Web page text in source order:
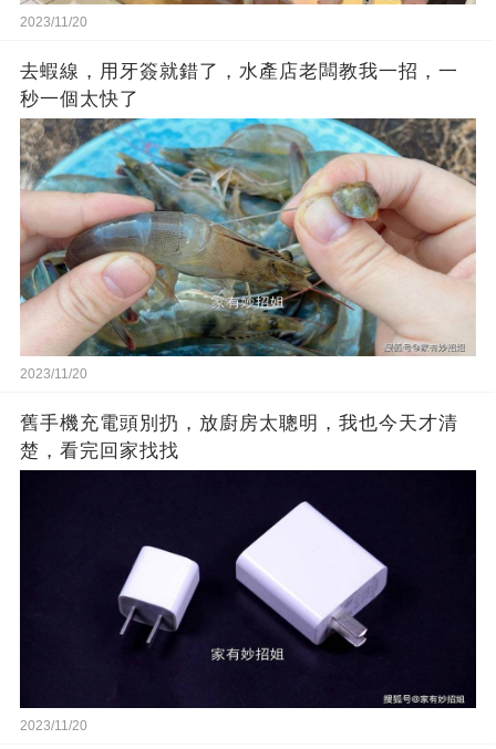
2023/11/20
去蝦線，用牙簽就錯了，水產店老闆教我一招，一
秒一個太快了
2023/11/20
舊手機充電頭別扔，放廚房太聰明，我也今天才清
楚，看完回家找找
2023/11/20